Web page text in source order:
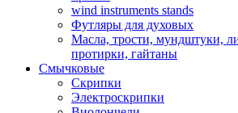
wind instruments stands
Футляры для духовых
Масла, трости, мундштуки,
протирки, гайтаны
Смычковые
Скрипки
Электроскрипки